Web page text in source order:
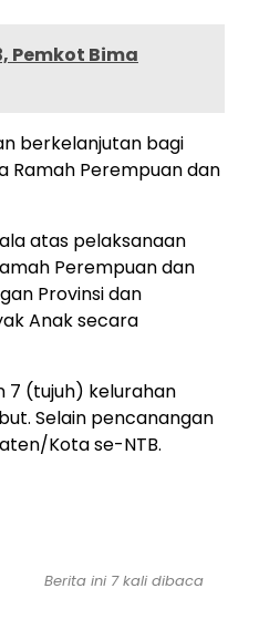
Pemkot Bima
berkelanjutan bagi
Ramah Perempuan dan
atas pelaksanaan
Perempuan dan
Provinsi dan
Anak secara
7 (tujuh) kelurahan
Selain pencanangan
Kota se-NTB.
Berita ini 7 kali dibaca